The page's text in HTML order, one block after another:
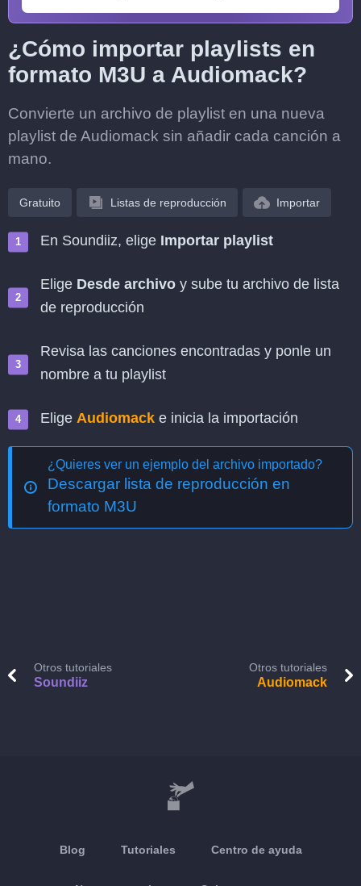
¿Cómo importar playlists en
formato M3U a Audiomack?
Convierte un archivo de playlist en una nueva
playlist de Audiomack sin añadir cada canción a
mano.
Gratuito Listas de reproducción Importar
En Soundiiz, elige Importar playlist
Elige Desde archivo y sube tu archivo de lista
de reproducción
Revisa las canciones encontradas y ponle un
nombre a tu playlist
Elige Audiomack e inicia la importación
¿Quieres ver un ejemplo del archivo importado?
Descargar lista de reproducción en
formato M3U
Otros tutoriales
Soundiiz
Otros tutoriales
Audiomack
Blog Tutoriales Centro de ayuda